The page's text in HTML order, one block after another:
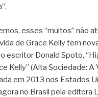
esses “muitos” não
de Grace Kelly tem
escritor Donald Spoto,
Kelly” (Alta Sociedade: A
em 2013 nos Estados
no Brasil pela editora